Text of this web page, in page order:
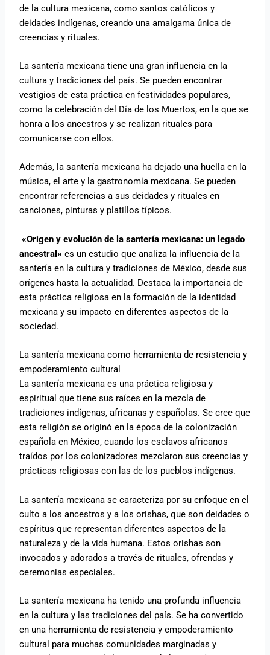
de la cultura mexicana, como santos católicos y
deidades indígenas, creando una amalgama única de
creencias y rituales.
La santería mexicana tiene una gran influencia en la
cultura y tradiciones del país. Se pueden encontrar
vestigios de esta práctica en festividades populares,
como la celebración del Día de los Muertos, en la que se
honra a los ancestros y se realizan rituales para
comunicarse con ellos.
Además, la santería mexicana ha dejado una huella en la
música, el arte y la gastronomía mexicana. Se pueden
encontrar referencias a sus deidades y rituales en
canciones, pinturas y platillos típicos.
«Origen y evolución de la santería mexicana: un legado
ancestral» es un estudio que analiza la influencia de la
santería en la cultura y tradiciones de México, desde sus
orígenes hasta la actualidad. Destaca la importancia de
esta práctica religiosa en la formación de la identidad
mexicana y su impacto en diferentes aspectos de la
sociedad.
La santería mexicana como herramienta de resistencia y
empoderamiento cultural
La santería mexicana es una práctica religiosa y
espiritual que tiene sus raíces en la mezcla de
tradiciones indígenas, africanas y españolas. Se cree que
esta religión se originó en la época de la colonización
española en México, cuando los esclavos africanos
traídos por los colonizadores mezclaron sus creencias y
prácticas religiosas con las de los pueblos indígenas.
La santería mexicana se caracteriza por su enfoque en el
culto a los ancestros y a los orishas, que son deidades o
espíritus que representan diferentes aspectos de la
naturaleza y de la vida humana. Estos orishas son
invocados y adorados a través de rituales, ofrendas y
ceremonias especiales.
La santería mexicana ha tenido una profunda influencia
en la cultura y las tradiciones del país. Se ha convertido
en una herramienta de resistencia y empoderamiento
cultural para muchas comunidades marginadas y